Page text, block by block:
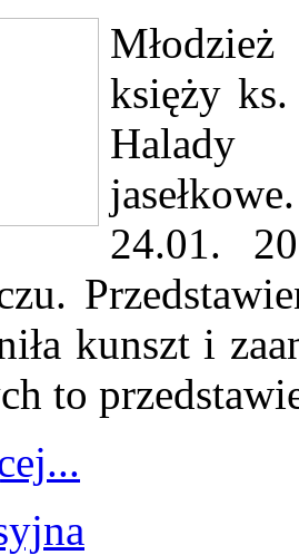
księży ks.
Halady
24.01.
kunszt i
to